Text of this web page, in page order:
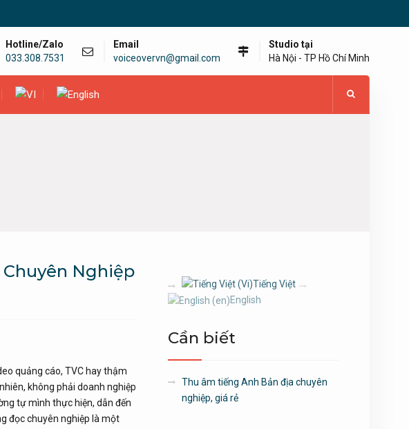
Hotline/Zalo
033.308.7531
Email
voiceovervn@gmail.com
Studio tại
Hà Nội - TP Hồ Chí Minh
Nghiệp
quảng cáo, TVC hay thậm
không phải doanh nghiệp
tự mình thực hiện, dẫn đến
đọc chuyên nghiệp là một
Tiếng Việt
English
Cần biết
Thu âm tiếng Anh Bản địa chuyên
nghiệp, giá rẻ